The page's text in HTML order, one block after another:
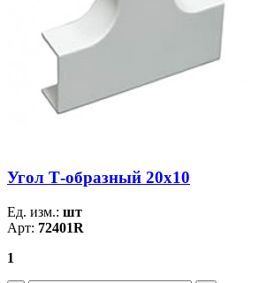
Угол Т-образный 20х10
Ед. изм.: шт
Арт: 72401R
1